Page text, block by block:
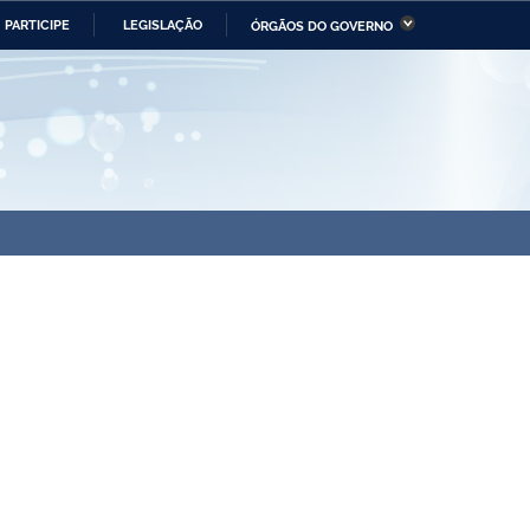
PARTICIPE LEGISLAÇÃO ÓRGÃOS DO GOVERNO
da Economia Ministério da Infraestrutura